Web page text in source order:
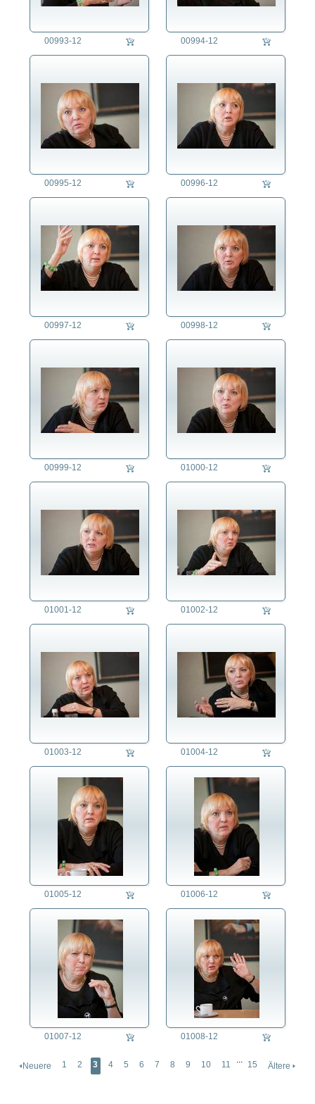
00993-12 00994-12
00995-12 00996-12
00997-12 00998-12
00999-12 01000-12
01001-12 01002-12
01003-12 01004-12
01005-12 01006-12
01007-12 01008-12
🢐Neuere 1 2 3 4 5 6 7 8 9 10 11 ... 15 Ältere 🢒